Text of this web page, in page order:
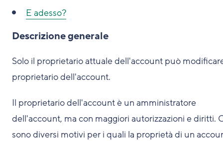
E adesso?
Descrizione generale
Solo il proprietario attuale dell'account può
proprietario dell'account.
Il proprietario dell'account è un amministratore
dell'account, ma con maggiori autorizzazioni e diritti.
sono diversi motivi per i quali la proprietà di un